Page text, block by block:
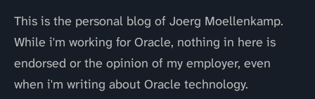
This is the personal blog of Joerg Moellenkamp.
While i'm working for Oracle, nothing in here is
endorsed or the opinion of my employer, even
when i'm writing about Oracle technology.